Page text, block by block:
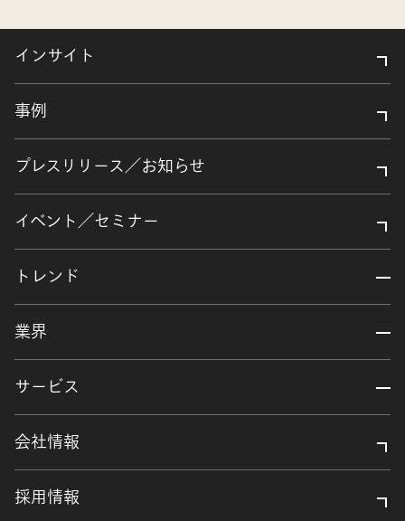
インサイト
事例
プレスリリース／お知らせ
イベント／セミナー
トレンド
業界
サービス
会社情報
採用情報